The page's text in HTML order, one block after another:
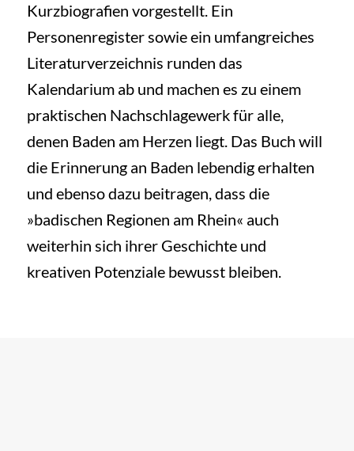
Kurzbiografien vorgestellt. Ein
Personenregister sowie ein umfangreiches
Literaturverzeichnis runden das
Kalendarium ab und machen es zu einem
praktischen Nachschlagewerk für alle,
denen Baden am Herzen liegt. Das Buch will
die Erinnerung an Baden lebendig erhalten
und ebenso dazu beitragen, dass die
»badischen Regionen am Rhein« auch
weiterhin sich ihrer Geschichte und
kreativen Potenziale bewusst bleiben.